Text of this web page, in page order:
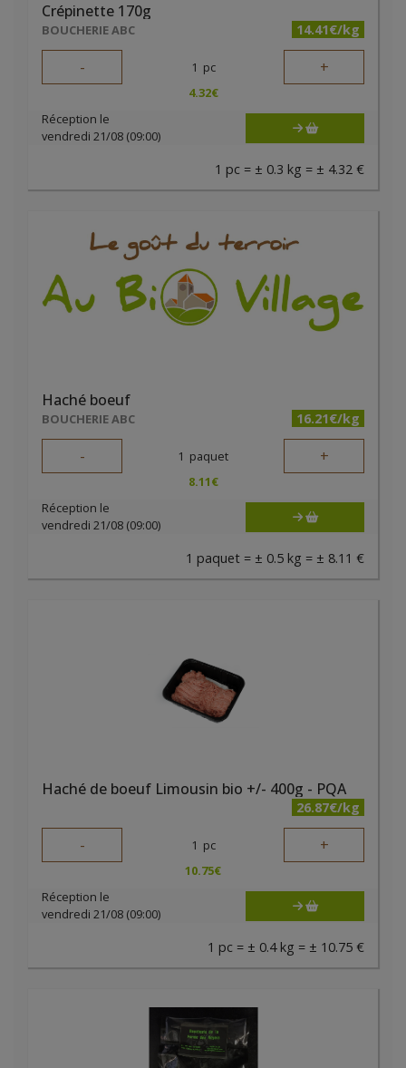
Crépinette 170g
BOUCHERIE ABC 14.41€/kg
- 1 pc +
4.32€
Réception le
vendredi 21/08 (09:00)
1 pc = ± 0.3 kg = ± 4.32 €
Haché boeuf
BOUCHERIE ABC 16.21€/kg
- 1 paquet +
8.11€
Réception le
vendredi 21/08 (09:00)
1 paquet = ± 0.5 kg = ± 8.11 €
Haché de boeuf Limousin bio +/- 400g - PQA
26.87€/kg
- 1 pc +
10.75€
Réception le
vendredi 21/08 (09:00)
1 pc = ± 0.4 kg = ± 10.75 €